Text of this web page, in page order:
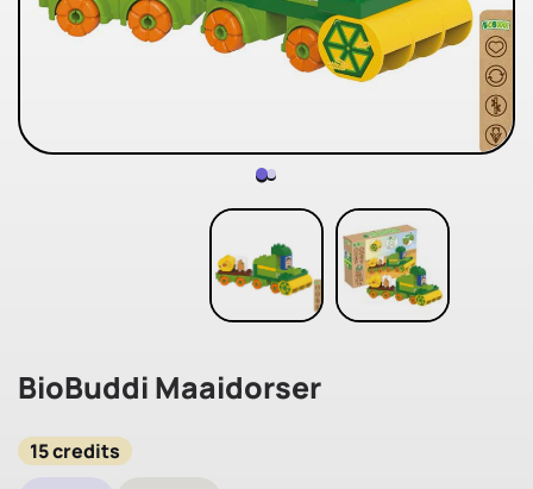
BioBuddi Maaidorser
15 credits